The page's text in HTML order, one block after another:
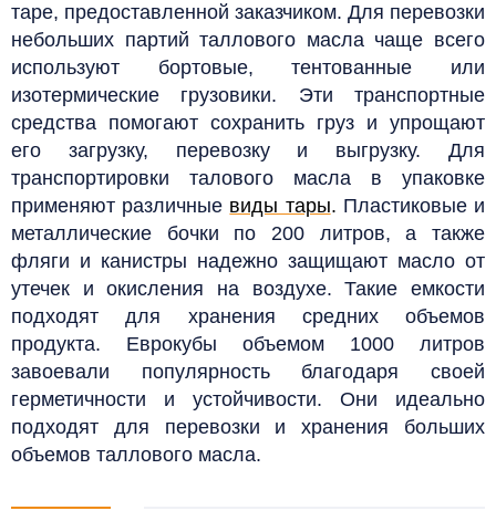
таре, предоставленной заказчиком. Для перевозки
небольших партий таллового масла чаще всего
используют бортовые, тентованные или
изотермические грузовики. Эти транспортные
средства помогают сохранить груз и упрощают
его загрузку, перевозку и выгрузку. Для
транспортировки талового масла в упаковке
применяют различные виды тары. Пластиковые и
металлические бочки по 200 литров, а также
фляги и канистры надежно защищают масло от
утечек и окисления на воздухе. Такие емкости
подходят для хранения средних объемов
продукта. Еврокубы объемом 1000 литров
завоевали популярность благодаря своей
герметичности и устойчивости. Они идеально
подходят для перевозки и хранения больших
объемов таллового масла.